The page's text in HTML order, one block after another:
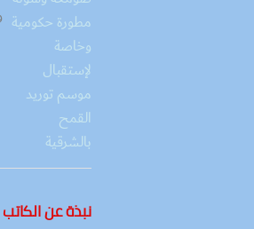
نبذة عن الكاتب